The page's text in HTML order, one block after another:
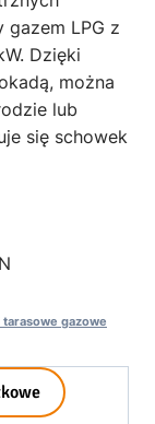
gazem LPG z
Dzięki
można
lub
się schowek
gazowe